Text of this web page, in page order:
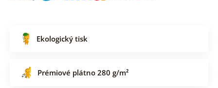
Ekologický tisk
Prémiové plátno 280 g/m²